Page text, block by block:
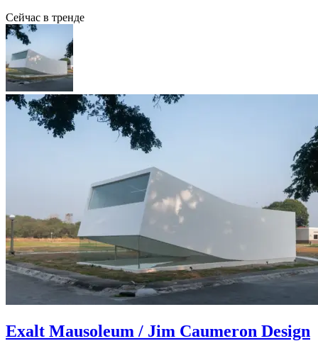
Сейчас в тренде
Exalt Mausoleum / Jim Caumeron Design